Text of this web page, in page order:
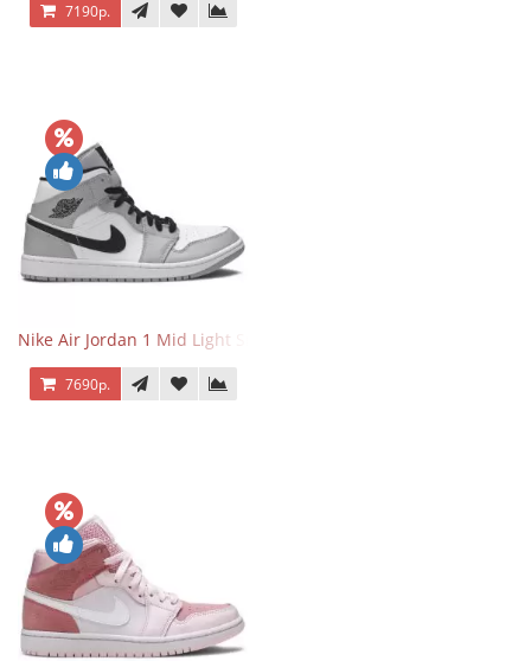
7190р.
Nike Air Jordan 1 Mid Light Smoke Grey
7690р.